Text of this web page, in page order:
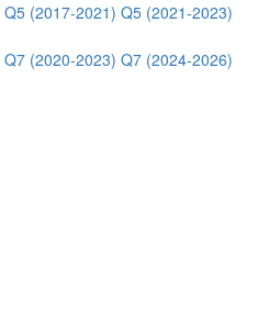
Q5 (2017-2021) Q5 (2021-2023)
Q7 (2020-2023) Q7 (2024-2026)